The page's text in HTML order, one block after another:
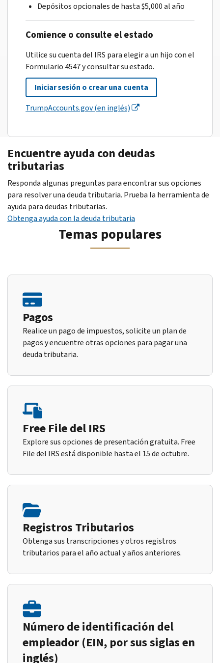
Depósitos opcionales de hasta $5,000 al año
Comience o consulte el estado
Utilice su cuenta del IRS para elegir a un hijo con el
Formulario 4547 y consultar su estado.
Iniciar sesión o crear una cuenta
TrumpAccounts.gov (en inglés)
Encuentre ayuda con deudas
tributarias
Responda algunas preguntas para encontrar sus opciones
para resolver una deuda tributaria. Prueba la herramienta de
ayuda para deudas tributarias.
Obtenga ayuda con la deuda tributaria
Temas populares
Pagos
Realice un pago de impuestos, solicite un plan de
pagos y encuentre otras opciones para pagar una
deuda tributaria.
Free File del IRS
Explore sus opciones de presentación gratuita. Free
File del IRS está disponible hasta el 15 de octubre.
Registros Tributarios
Obtenga sus transcripciones y otros registros
tributarios para el año actual y años anteriores.
Número de identificación del
empleador (EIN, por sus siglas en
inglés)